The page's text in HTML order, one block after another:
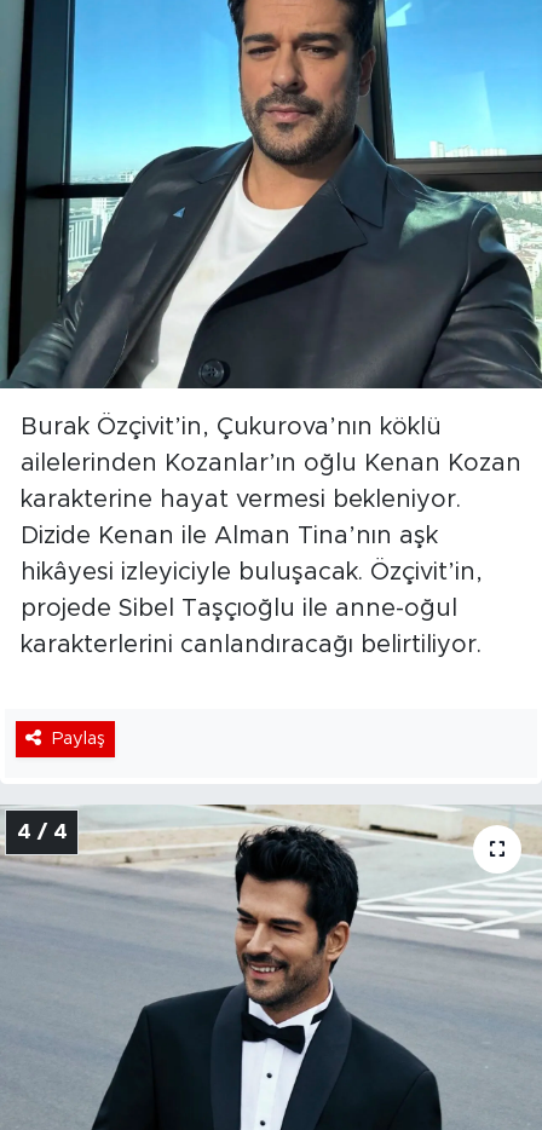
Burak Özçivit’in, Çukurova’nın köklü
ailelerinden Kozanlar’ın oğlu Kenan Kozan
karakterine hayat vermesi bekleniyor.
Dizide Kenan ile Alman Tina’nın aşk
hikâyesi izleyiciyle buluşacak. Özçivit’in,
projede Sibel Taşçıoğlu ile anne-oğul
karakterlerini canlandıracağı belirtiliyor.
Paylaş
4 / 4